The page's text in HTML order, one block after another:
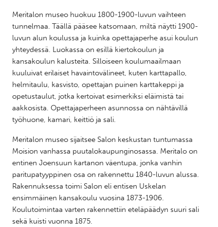
Meritalon museo huokuu 1800-1900-luvun vaihteen
tunnelmaa. Täällä pääsee katsomaan, miltä näytti 1900-
luvun alun koulussa ja kuinka opettajaperhe asui koulun
yhteydessä. Luokassa on esillä kiertokoulun ja
kansakoulun kalusteita. Silloiseen koulumaailmaan
kuuluivat erilaiset havaintovälineet, kuten karttapallo,
helmitaulu, kasvisto, opettajan puinen karttakeppi ja
opetustaulut, jotka kertoivat esimerkiksi eläimistä tai
aakkosista. Opettajaperheen asunnossa on nähtävillä
työhuone, kamari, keittiö ja sali.
Meritalon museo sijaitsee Salon keskustan tuntumassa
Moision vanhassa puutalokaupunginosassa. Meritalo on
entinen Joensuun kartanon väentupa, jonka vanhin
paritupatyyppinen osa on rakennettu 1840-luvun alussa.
Rakennuksessa toimi Salon eli entisen Uskelan
ensimmäinen kansakoulu vuosina 1873-1906.
Koulutoimintaa varten rakennettiin eteläpäädyn suuri sali
sekä kuisti vuonna 1875.